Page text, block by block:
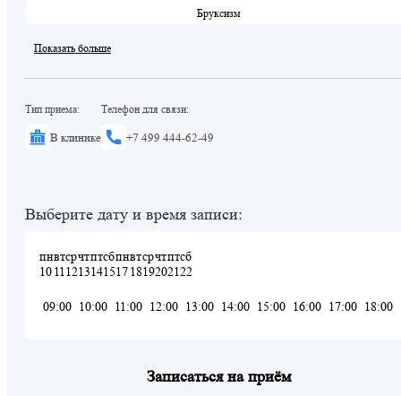
Бруксизм
Показать больше
Тип приема:
В клинике
Телефон для связи:
+7 499 444-62-49
Выберите дату и время записи:
пн
10
вт
11
ср
12
чт
13
пт
14
сб
15
пн
17
вт
18
ср
19
чт
20
пт
21
сб
22
09:00 10:00 11:00 12:00 13:00 14:00 15:00 16:00 17:00 18:00
Записаться на приём